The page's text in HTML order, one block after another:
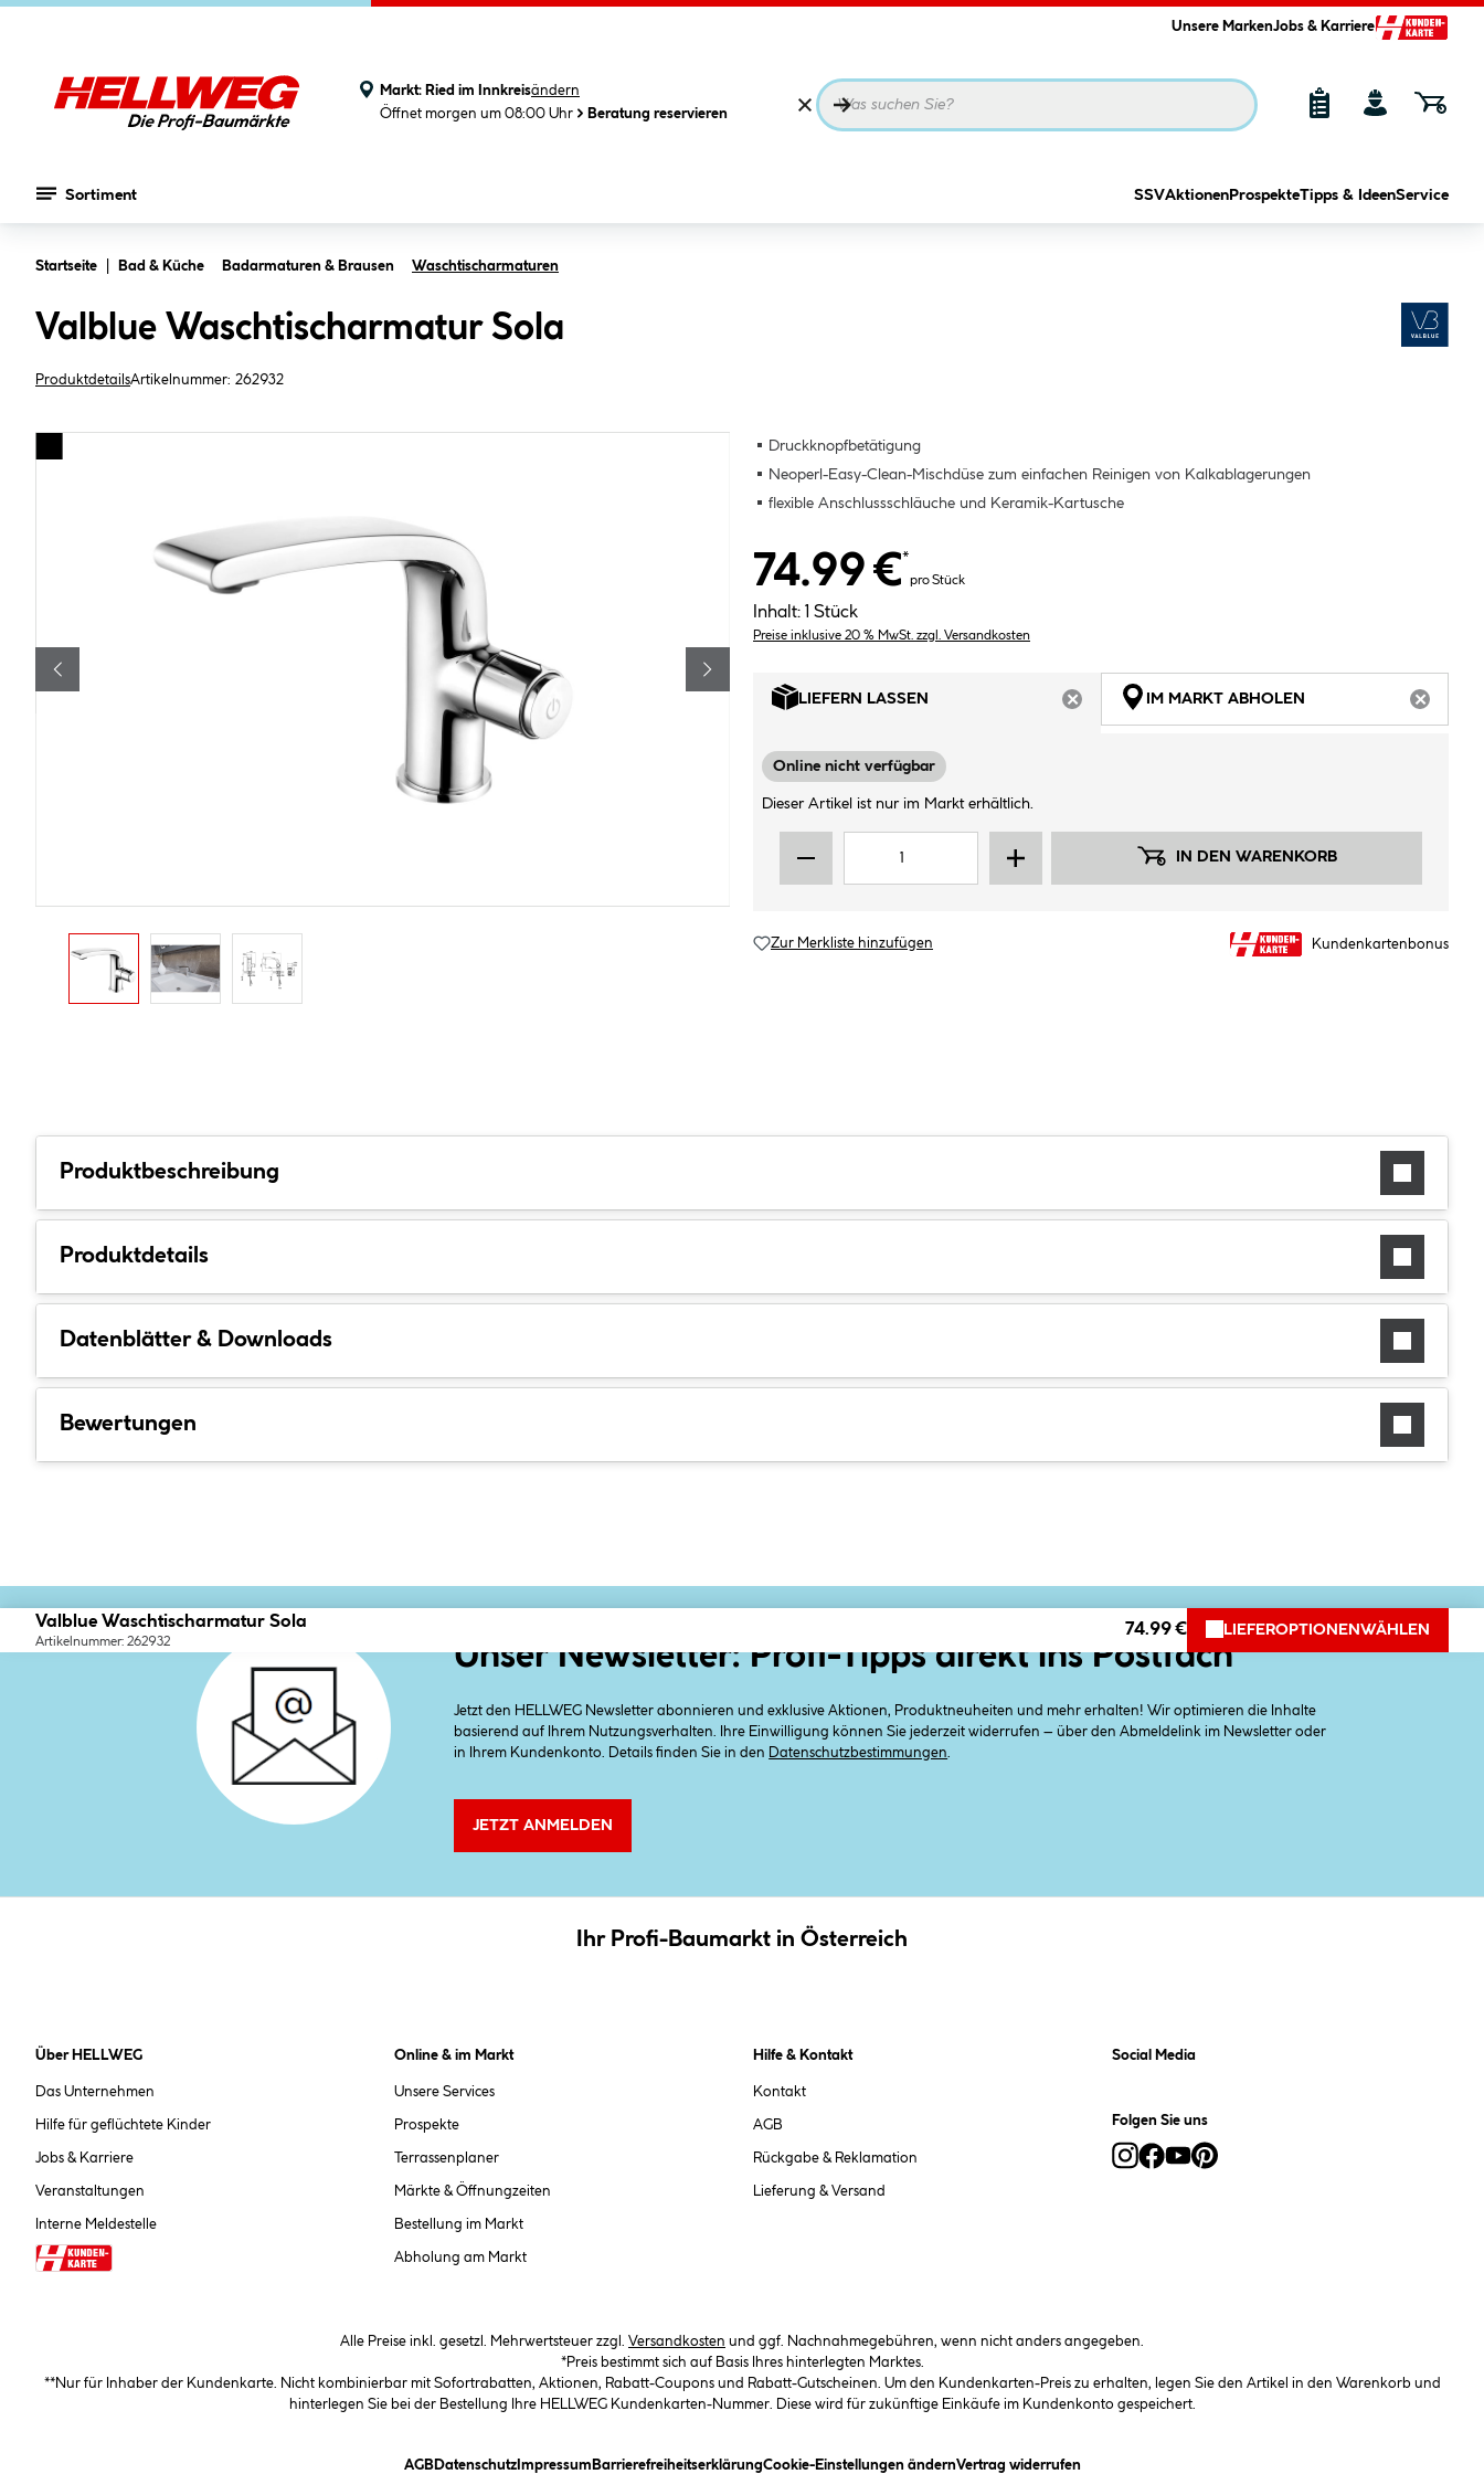
Unsere MarkenJobs & Karriere
Markt: Ried im Innkreisändern
Öffnet morgen um 08:00 Uhr
Beratung reservieren
Sortiment SSVAktionen ProspekteTipps & IdeenService
Startseite Bad & Küche Badarmaturen & Brausen Waschtischarmaturen
Valblue Waschtischarmatur Sola
ProduktdetailsArtikelnummer: 262932
Druckknopfbetätigung
Neoperl-Easy-Clean-Mischdüse zum einfachen Reinigen von Kalkablagerungen
flexible Anschlussschläuche und Keramik-Kartusche
74.99 €*
pro Stück
Inhalt: 1 Stück
Preise inklusive 20 % MwSt. zzgl. Versandkosten
LIEFERN LASSEN
ARTIKEL NICHT VERFÜGBAR
IM MARKT ABHOLEN
Online nicht verfügbar
Dieser Artikel ist nur im Markt erhältlich.
IN DEN WARENKORB
Zur Merkliste hinzufügen Kundenkartenbonus
Produktbeschreibung
Produktdetails
Datenblätter & Downloads
Bewertungen
Valblue Waschtischarmatur Sola
Artikelnummer: 262932
74.99 € LIEFEROPTIONEN WÄHLEN
Unser Newsletter: Profi-Tipps direkt ins Postfach
Jetzt den HELLWEG Newsletter abonnieren und exklusive Aktionen, Produktneuheiten und mehr erhalten! Wir optimieren die Inhalte
basierend auf Ihrem Nutzungsverhalten. Ihre Einwilligung können Sie jederzeit widerrufen – über den Abmeldelink im Newsletter oder
in Ihrem Kundenkonto. Details finden Sie in den
Datenschutzbestimmungen
JETZT ANMELDEN
Ihr Profi-Baumarkt in Österreich
Über HELLWEG
Das Unternehmen
Hilfe für geflüchtete Kinder
Jobs & Karriere
Veranstaltungen
Interne Meldestelle
Online & im Markt
Unsere Services
Prospekte
Terrassenplaner
Märkte & Öffnungzeiten
Bestellung im Markt
Abholung am Markt
Hilfe & Kontakt
Kontakt
AGB
Rückgabe & Reklamation
Lieferung & Versand
Social Media
Folgen Sie uns
Alle Preise inkl. gesetzl. Mehrwertsteuer zzgl. Versandkosten und ggf. Nachnahmegebühren, wenn nicht anders angegeben.
*Preis bestimmt sich auf Basis Ihres hinterlegten Marktes.
**Nur für Inhaber der Kundenkarte. Nicht kombinierbar mit Sofortrabatten, Aktionen, Rabatt-Coupons und Rabatt-Gutscheinen. Um den Kundenkarten-Preis zu erhalten, legen Sie den Artikel in den Warenkorb und
hinterlegen Sie bei der Bestellung Ihre HELLWEG Kundenkarten-Nummer. Diese wird für zukünftige Einkäufe im Kundenkonto gespeichert.
AGB(öffnet ein Dialogfeld)
Datenschutz(öffnet ein Dialogfeld)
Impressum(öffnet ein Dialogfeld)
Barrierefreiheitserklärung(öffnet ein Dialogfeld)
Cookie-Einstellungen ändern(öffnet ein Dialogfeld)
Vertrag widerrufen